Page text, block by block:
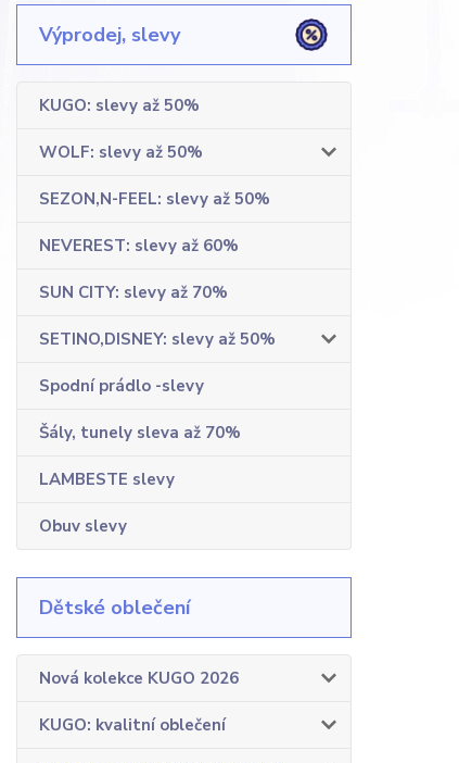
Výprodej, slevy
KUGO: slevy až 50%
WOLF: slevy až 50%
SEZON,N-FEEL: slevy až 50%
NEVEREST: slevy až 60%
SUN CITY: slevy až 70%
SETINO,DISNEY: slevy až 50%
Spodní prádlo -slevy
Šály, tunely sleva až 70%
LAMBESTE slevy
Obuv slevy
Dětské oblečení
Nová kolekce KUGO 2026
KUGO: kvalitní oblečení